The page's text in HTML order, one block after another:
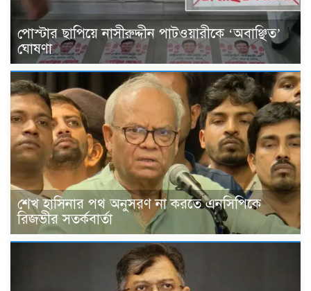
পোস্টার ছাপিয়ে নাসীরুদ্দীন পাটওয়ারীকে ‘অবাঞ্ছিত’
ঘোষণা
শেখ হাসিনার পথ অনুসরণ না করতে এনসিপিকে
রিজভীর সতর্কবার্তা